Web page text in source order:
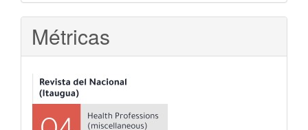
Métricas